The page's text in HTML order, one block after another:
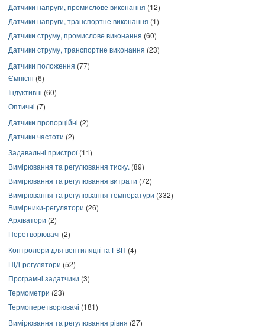
Датчики напруги, промислове виконання (12)
Датчики напруги, транспортне виконання (1)
Датчики струму, промислове виконання (60)
Датчики струму, транспортне виконання (23)
Датчики положення (77)
Ємнісні (6)
Індуктивні (60)
Оптичні (7)
Датчики пропорційні (2)
Датчики частоти (2)
Задавальні пристрої(11)
Вимірювання та регулювання тиску. (89)
Вимірювання та регулювання витрати (72)
Вимірювання та регулювання температури (332)
Вимірники-регулятори (26)
Архіватори (2)
Перетворювачі (2)
Контролери для вентиляції та ГВП (4)
ПІД-регулятори (52)
Програмні задатчики (3)
Термометри (23)
Термоперетворювачі (181)
Вимірювання та регулювання рівня (27)